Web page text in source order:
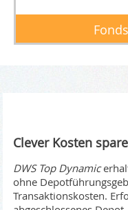
Clever Kosten
DWS Top Dynamic
ohne
Transaktionskosten.